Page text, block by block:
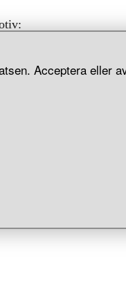
Acceptera eller